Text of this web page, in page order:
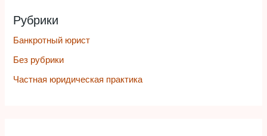
Рубрики
Банкротный юрист
Без рубрики
Частная юридическая практика